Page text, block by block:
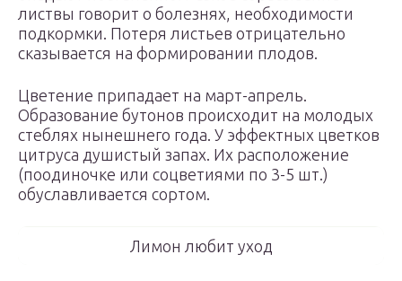
листвы говорит о болезнях, необходимости
подкормки. Потеря листьев отрицательно
сказывается на формировании плодов.
Цветение припадает на март-апрель.
Образование бутонов происходит на молодых
стеблях нынешнего года. У эффектных цветков
цитруса душистый запах. Их расположение
(поодиночке или соцветиями по 3-5 шт.)
обуславливается сортом.
Лимон любит уход